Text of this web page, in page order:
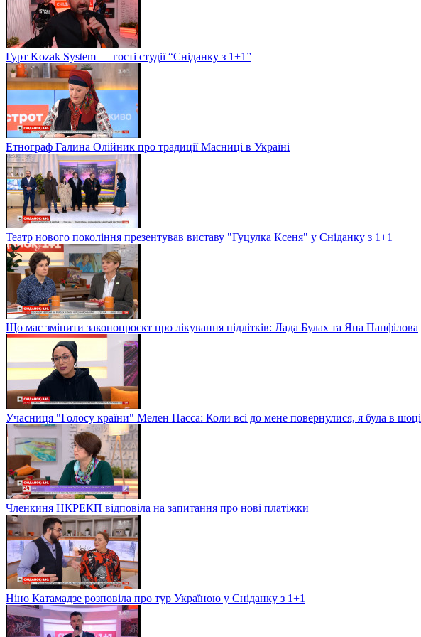
Гурт Kozak System — гості студії “Сніданку з 1+1”
Етнограф Галина Олійник про традиції Масниці в Україні
Театр нового покоління презентував виставу "Гуцулка Ксеня" у Сніданку з 1+1
Що має змінити законопроєкт про лікування підлітків: Лада Булах та Яна Панфілова
Учасниця "Голосу країни" Мелен Пасса: Коли всі до мене повернулися, я була в шоці
Членкиня НКРЕКП відповіла на запитання про нові платіжки
Ніно Катамадзе розповіла про тур Україною у Сніданку з 1+1